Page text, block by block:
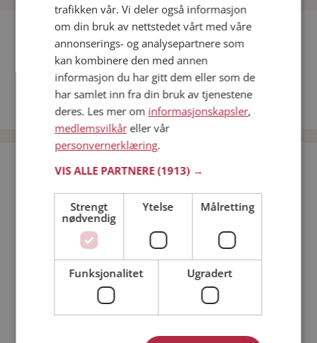
Fler single
Date menn i Norge
Date kvinner i Norge
Bli medlem gratis!
Jeg er en: Mann Kvinne
Min alder:
trafikken vår. Vi deler også informasjon
om din bruk av nettstedet vårt med våre
annonserings- og analysepartnere som
kan kombinere den med annen
informasjon du har gitt dem eller som de
har samlet inn fra din bruk av tjenestene
deres. Les mer om informasjonskapsler,
medlemsvilkåreller vår
personvernerklæring.
VIS ALLE PARTNERE(1913) →
Strengt
nødvendig
Ytelse Målretting
Funksjonalitet Ugradert